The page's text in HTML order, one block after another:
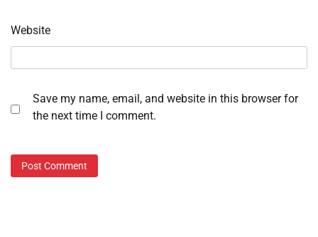
Website
Save my name, email, and website in this browser for
the next time I comment.